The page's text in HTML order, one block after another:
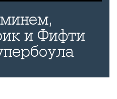
и Фифти